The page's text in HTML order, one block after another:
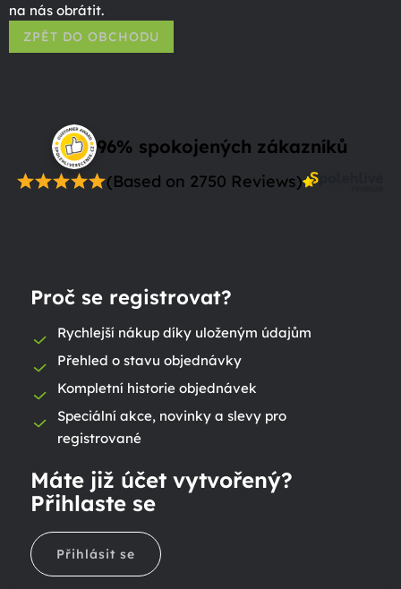
na nás obrátit.
ZPĚT DO OBCHODU
96% spokojených zákazníků
(Based on 2750 Reviews)
Proč se registrovat?
Rychlejší nákup díky uloženým údajům
Přehled o stavu objednávky
Kompletní historie objednávek
Speciální akce, novinky a slevy pro
registrované
Máte již účet vytvořený?
Přihlaste se
Přihlásit se